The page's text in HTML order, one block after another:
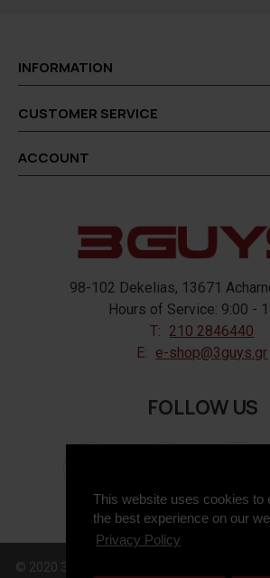
This website uses cookies to
the best experience on our
Privacy Policy
INFORMATION
CUSTOMER SERVICE
ACCOUNT
98-102 Dekelias, 13671
Hours of Service: 9:00 -
T: 210 2846440
E: e-shop@3guys.gr
FOLLOW US
© 2020 3GUYS, All Rights Reserved. Web